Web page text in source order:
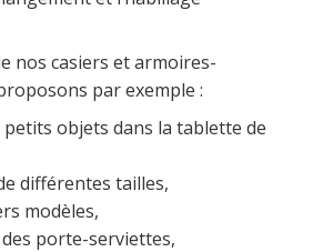
nos casiers et armoires-
par exemple :
objets dans la tablette de
différentes tailles,
modèles,
porte-serviettes,